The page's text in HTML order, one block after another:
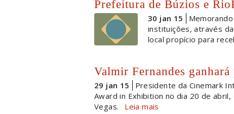
Prefeitura de Búzios e
30 jan 15
instituições, através
local propício para
Valmir Fernandes
29 jan 15
Presidente da Cinemark
Award in Exhibition no dia 20 de
Vegas.
Leia mais